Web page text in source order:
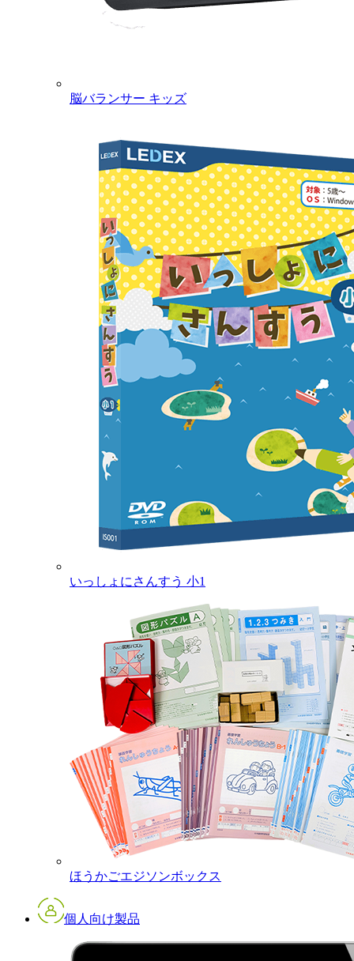
脳バランサー キッズ
いっしょにさんすう 小1
ほうかごエジソンボックス
個人向け製品